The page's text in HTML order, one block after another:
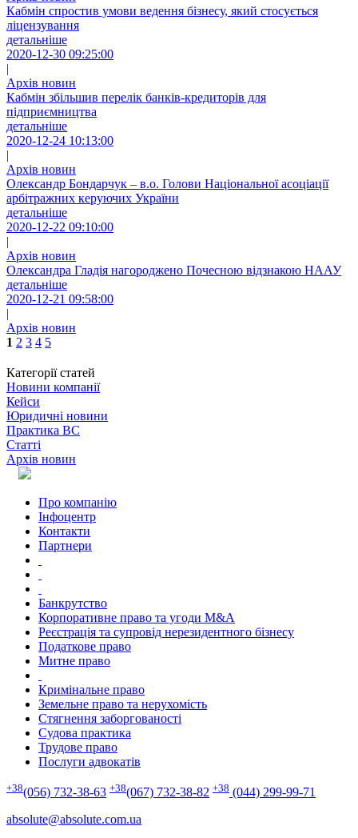
Кабмін спростив умови ведення бізнесу, який стосується
ліцензування
детальніше
2020-12-30 09:25:00
|
Архів новин
Кабмін збільшив перелік банків-кредиторів для
підприємництва
детальніше
2020-12-24 10:13:00
|
Архів новин
Олександр Бондарчук – в.о. Голови Національної асоціації
арбітражних керуючих України
детальніше
2020-12-22 09:10:00
|
Архів новин
Олександра Гладія нагороджено Почесною відзнакою НААУ
детальніше
2020-12-21 09:58:00
|
Архів новин
1 2 3 4 5
Категорії статей
Новини компанії
Кейси
Юридичні новини
Практика ВС
Статті
Архів новин
Про компанію
Інфоцентр
Контакти
Партнери
Банкрутство
Корпоративне право та угоди M&A
Реєстрація та супровід нерезидентного бізнесу
Податкове право
Митне право
Кримінальне право
Земельне право та нерухомість
Стягнення заборгованості
Судова практика
Трудове право
Послуги адвокатів
+38(056) 732-38-63 +38(067) 732-38-82 +38 (044) 299-99-71
absolute@absolute.com.ua